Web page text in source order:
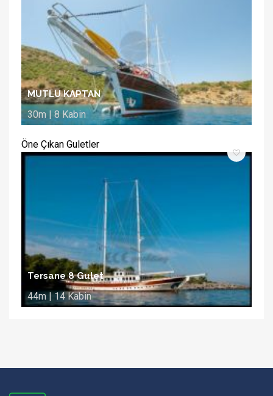
MUTLU KAPTAN
30m | 8 Kabin
Öne Çıkan Guletler
Tersane 8 Gulet
44m | 14 Kabin